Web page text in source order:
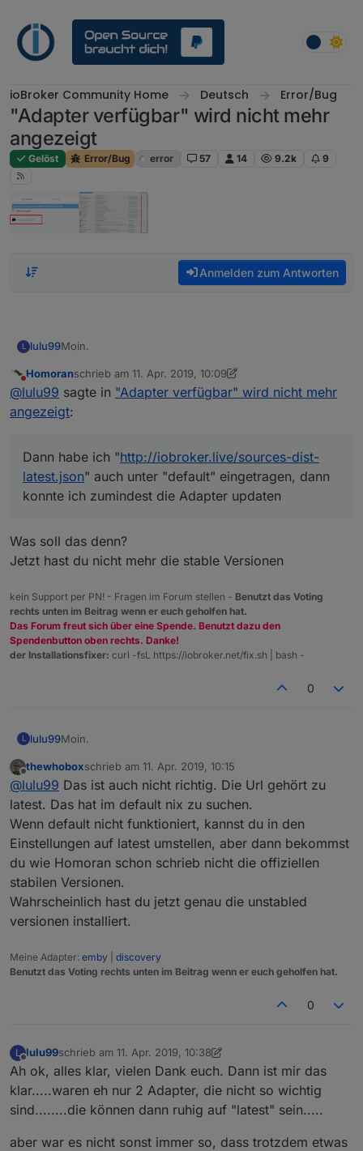
ioBroker Community Home Deutsch Error/Bug
"Adapter verfügbar" wird nicht mehr
angezeigt
Gelöst Error/Bug error 57 14 9.2k 9
Anmelden zum Antworten
L lulu99Moin.
Bei mir geht der Link "http://iobroker.live/sources-
dist.json" nicht.
Es werden auch nicht die Versionsnummern bei den
Adaptern angezeigt.
latest.json " auch unter "default" eingetragen, dann
konnte ich zumindest die Adapter updaten.
Nun steht aber im Moment unter beiden Feldern
"http://iobroker.live/sources-dist-latest.json
Das kann so auch nicht richtig sein, oder?
Nicht stören
Homoranschrieb am 11. Apr. 2019, 10:09
zuletzt editiert von Homoran4. Nov. 2019, 12:09
@lulu99 sagte in "Adapter verfügbar" wird nicht mehr
angezeigt:
Dann habe ich "http://iobroker.live/sources-dist-
latest.json" auch unter "default" eingetragen, dann
konnte ich zumindest die Adapter updaten
Was soll das denn?
Jetzt hast du nicht mehr die stable Versionen
kein Support per PN! - Fragen im Forum stellen - Benutzt das Voting
rechts unten im Beitrag wenn er euch geholfen hat.
Das Forum freut sich über eine Spende. Benutzt dazu den
Spendenbutton oben rechts. Danke!
der Installationsfixer: curl -fsL https://iobroker.net/fix.sh | bash -
0
L lulu99Moin.
Bei mir geht der Link "http://iobroker.live/sources-
dist.json" nicht.
Es werden auch nicht die Versionsnummern bei den
Adaptern angezeigt.
Dann habe ich "http://iobroker.live/sources-dist-
latest.json " auch unter "default" eingetragen, dann
konnte ich zumindest die Adapter updaten.
Nun steht aber im Moment unter beiden Feldern
"http://iobroker.live/sources-dist-latest.json
Das kann so auch nicht richtig sein, oder?
Offline
thewhoboxschrieb am 11. Apr. 2019, 10:15
zuletzt editiert von
@lulu99 Das ist auch nicht richtig. Die Url gehört zu
latest. Das hat im default nix zu suchen.
Wenn default nicht funktioniert, kannst du in den
Einstellungen auf latest umstellen, aber dann bekommst
du wie Homoran schon schrieb nicht die offiziellen
stabilen Versionen.
Wahrscheinlich hast du jetzt genau die unstabled
versionen installiert.
Meine Adapter: emby
discovery
Benutzt das Voting rechts unten im Beitrag wenn er euch geholfen hat.
0
L
Offline
lulu99schrieb am 11. Apr. 2019, 10:38
zuletzt editiert von lulu994. Nov. 2019, 12:40
Ah ok, alles klar, vielen Dank euch. Dann ist mir das
klar.....waren eh nur 2 Adapter, die nicht so wichtig
sind........die können dann ruhig auf "latest" sein.....
aber war es nicht sonst immer so, dass trotzdem etwas